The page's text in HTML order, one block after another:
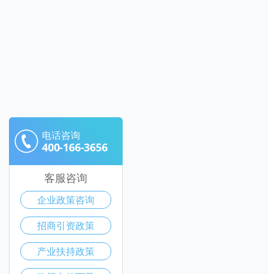
电话咨询
400-166-3656
客服咨询
企业政策咨询
招商引资政策
产业扶持政策